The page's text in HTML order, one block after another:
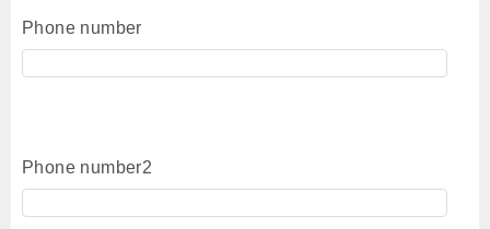
Phone number
Phone number2